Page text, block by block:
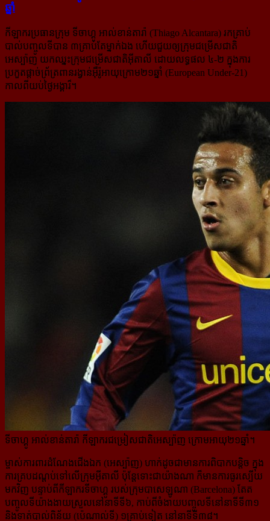
ឆ្នាំ
កីឡាករប្រធានក្រុម ទីចាហ្គូ អាល់ខាន់តារ៉ា (Thiago Alcantara) រកគ្រាប់
បាល់បញ្ចូលទីបាន ៣គ្រាប់តែម្នាក់ឯង ហើយ​ជួយ​ឲ្យក្រុមជម្រើសជាតិ
អេស្ប៉ាញ យកឈ្នះក្រុមជម្រើសជាតិអ៊ីតាលី ដោយលទ្ធផល ៤-២ ក្នុងការ
ប្រកួតផ្តាច់ព្រ័ត្រ​ពាន​រង្វាន់អ៊ឺរ៉ូអាយុក្រោម២១ឆ្នាំ (European Under-21)
កាលពីយប់ថ្ងៃអង្គារ៏។
ទីចាហ្គូ អាល់ខាន់តារ៉ា កីឡាករជម្រៀសជាតិអេស្ប៉ាញ ក្រោមអាយុ២១ឆ្នាំ។
ម្ចាស់ការពារដំណែងជើងឯក (អេស្ប៉ាញ) ហាក់ដូចជាមានការពិបាកបន្តិច ក្នុង
ការគ្របដណ្តប់ទៅលើក្រុមអ៊ីតាលី ប៉ុន្តែ​ទោះជាយ៉ាងណា ក៏មានការធូរស្បើយ
មកវិញ បន្ទាប់ពីកីឡាករទីចាហ្គូ របស់ក្រុមបាសេឡូណា (Barcelona) តែត
បញ្ចូល​ទីយ៉ាងងាយស្រួលនៅនាទីទី៦, កាប់ពីចំងាយបញ្ចូលទីនៅនាទីទី៣១
និងទាត់បាល់ពិន័យ (ប៉េណាល់ទី) ១គ្រាប់ទៀត នៅនាទីទី៣៨។